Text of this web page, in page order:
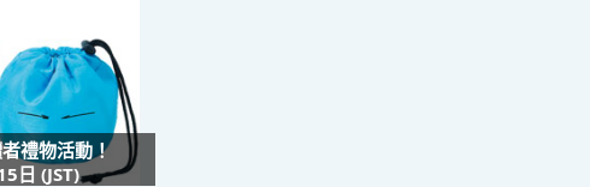
禮物活動！
日 (JST)